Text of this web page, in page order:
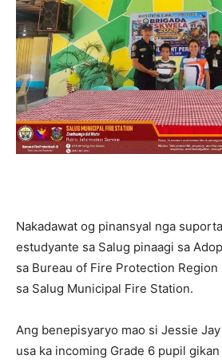
Nakadawat og pinansyal nga
estudyante sa Salug pinaagi sa
sa Bureau of Fire Protection
sa Salug Municipal Fire Station.
Ang benepisyaryo mao si Jessie
usa ka incoming Grade 6 pupil